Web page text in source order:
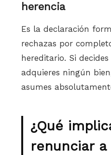
herencia
Es la declaración
rechazas por
hereditario. Si
adquieres ningún
asumes
¿Qué
renunciar a